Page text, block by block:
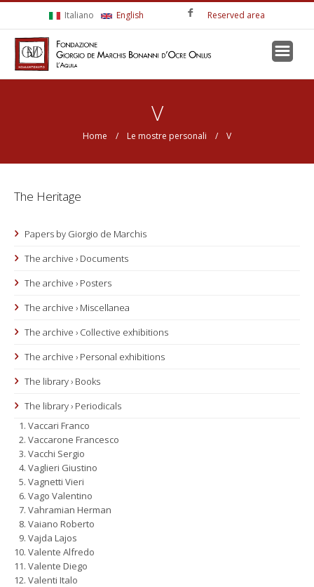
Italiano English Reserved area
V
Home / Le mostre personali / V
The Heritage
Papers by Giorgio de Marchis
The archive › Documents
The archive › Posters
The archive › Miscellanea
The archive › Collective exhibitions
The archive › Personal exhibitions
The library › Books
The library › Periodicals
Vaccari Franco
Vaccarone Francesco
Vacchi Sergio
Vaglieri Giustino
Vagnetti Vieri
Vago Valentino
Vahramian Herman
Vaiano Roberto
Vajda Lajos
Valente Alfredo
Valente Diego
Valenti Italo